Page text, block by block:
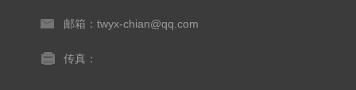
邮箱：twyx-chian@qq.com
传真：